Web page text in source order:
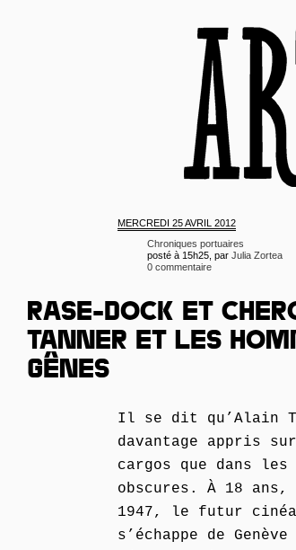
MERCREDI 25 AVRIL 2012
Chroniques portuaires
posté à 15h25, par Julia Zortea
0 commentaire
RASE-DOCK ET
TANNER ET LES
GÊNES
Il se dit qu’Alain
davantage appris
cargos que dans
obscures. À 18 ans,
1947, le futur
s’échappe de